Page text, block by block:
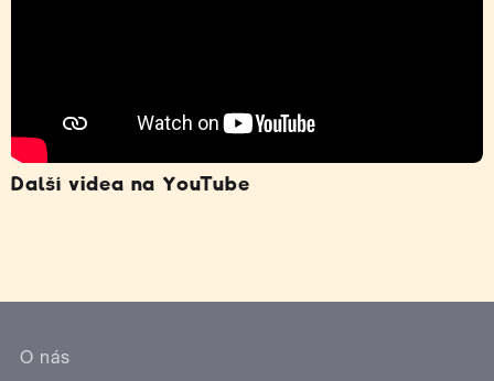
Další videa na YouTube
O nás